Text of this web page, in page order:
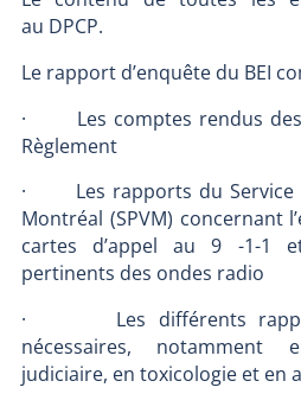
au DPCP.
Le rapport d’enquête du BEI
· Les comptes rendus des
Règlement
· Les rapports du Service
Montréal (SPVM) concernant
cartes d’appel au 9 -1-1
pertinents des ondes radio
· Les différents
nécessaires, notamment
judiciaire, en toxicologie et en